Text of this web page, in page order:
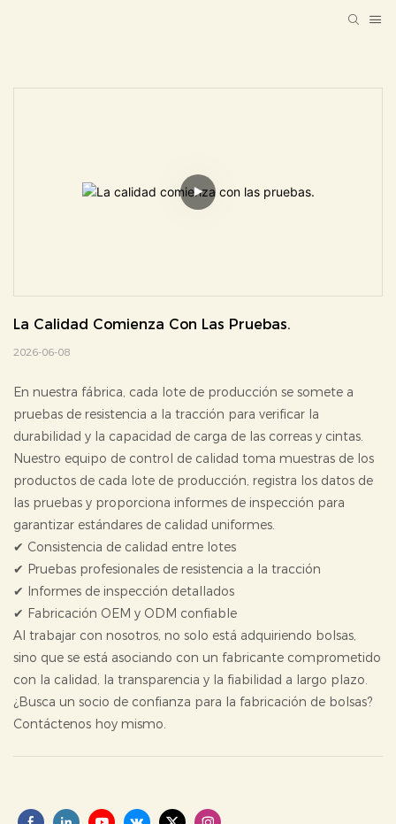
La Calidad Comienza Con Las Pruebas.
2026-06-08
En nuestra fábrica, cada lote de producción se somete a
pruebas de resistencia a la tracción para verificar la
durabilidad y la capacidad de carga de las correas y cintas.
Nuestro equipo de control de calidad toma muestras de los
productos de cada lote de producción, registra los datos de
las pruebas y proporciona informes de inspección para
garantizar estándares de calidad uniformes.
✔ Consistencia de calidad entre lotes
✔ Pruebas profesionales de resistencia a la tracción
✔ Informes de inspección detallados
✔ Fabricación OEM y ODM confiable
Al trabajar con nosotros, no solo está adquiriendo bolsas,
sino que se está asociando con un fabricante comprometido
con la calidad, la transparencia y la fiabilidad a largo plazo.
¿Busca un socio de confianza para la fabricación de bolsas?
Contáctenos hoy mismo.